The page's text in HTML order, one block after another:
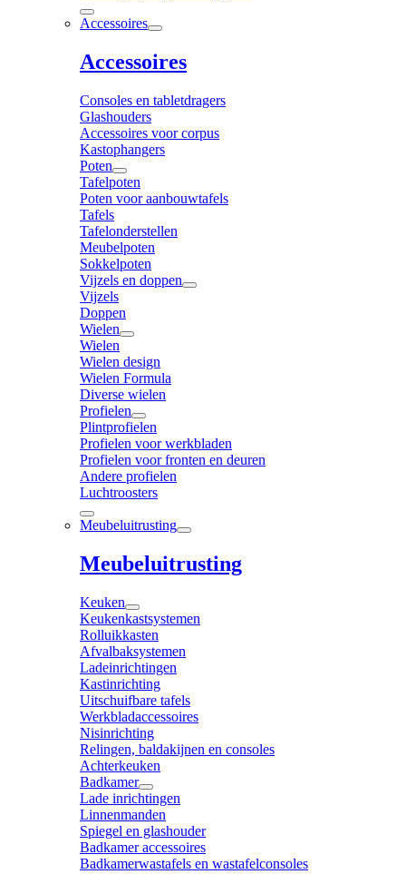
Accessoires
Accessoires
Consoles en tabletdragers
Glashouders
Accessoires voor corpus
Kastophangers
Poten
Tafelpoten
Poten voor aanbouwtafels
Tafels
Tafelonderstellen
Meubelpoten
Sokkelpoten
Vijzels en doppen
Vijzels
Doppen
Wielen
Wielen
Wielen design
Wielen Formula
Diverse wielen
Profielen
Plintprofielen
Profielen voor werkbladen
Profielen voor fronten en deuren
Andere profielen
Luchtroosters
Meubeluitrusting
Meubeluitrusting
Keuken
Keukenkastsystemen
Rolluikkasten
Afvalbaksystemen
Ladeinrichtingen
Kastinrichting
Uitschuifbare tafels
Werkbladaccessoires
Nisinrichting
Relingen, baldakijnen en consoles
Achterkeuken
Badkamer
Lade inrichtingen
Linnenmanden
Spiegel en glashouder
Badkamer accessoires
Badkamerwastafels en wastafelconsoles